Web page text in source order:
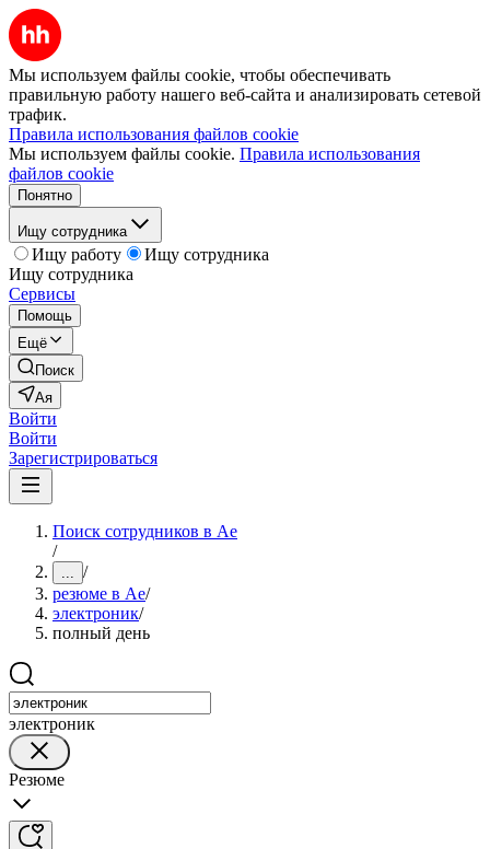
Мы используем файлы cookie, чтобы обеспечивать
правильную работу нашего веб-сайта и анализировать сетевой
трафик.
Правила использования файлов cookie
Мы используем файлы cookie. Правила использования
файлов cookie
Понятно
Ищу сотрудника
Ищу работу
Ищу сотрудника
Ищу сотрудника
Сервисы
Помощь
Ещё
Поиск
Ая
Войти
Войти
Зарегистрироваться
Поиск сотрудников в Ае
/
... /
резюме в Ае/
электроник/
полный день
электроник
Резюме